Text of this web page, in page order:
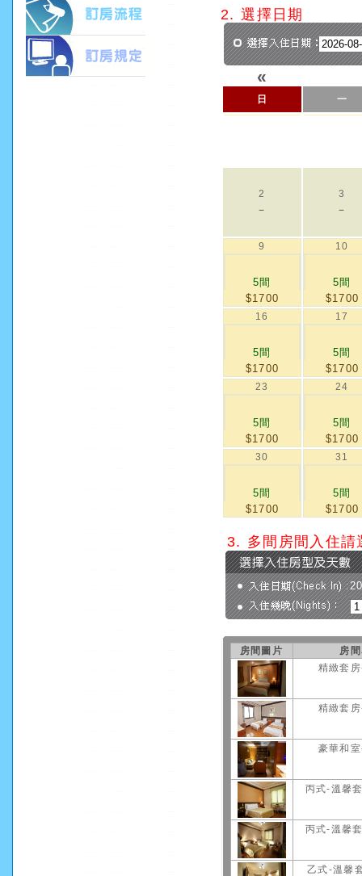
2. 選擇日期
«
日 一
2
－
3
－
9
5間
$1700
10
5間
$1700
16
5間
$1700
17
5間
$1700
23
5間
$1700
24
5間
$1700
30
5間
$1700
31
5間
$1700
3. 多間房間入住請
房間圖片
房
精緻套
精緻套
豪華和
丙式-溫馨
丙式-溫馨
乙式-溫馨